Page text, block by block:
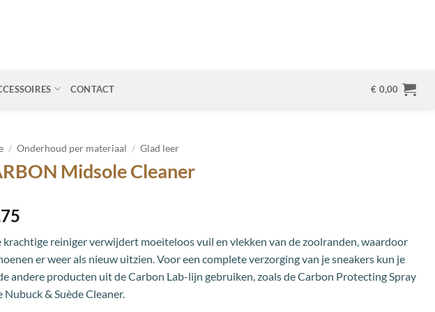
CONTACT € 0,00
/ Onderhoud per materiaal / Glad leer
Midsole Cleaner
krachtige reiniger verwijdert moeiteloos vuil en vlekken van de zoolranden, waardoor
er weer als nieuw uitzien. Voor een complete verzorging van je sneakers kun je
andere producten uit de Carbon Lab-lijn gebruiken, zoals de Carbon Protecting Spray
Nubuck & Suède Cleaner.